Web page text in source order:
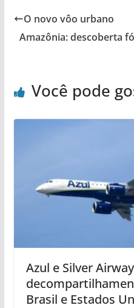
O novo vôo urbano
Amazônia: descoberta
Você pode
Azul e Silver
Brasil e Estados